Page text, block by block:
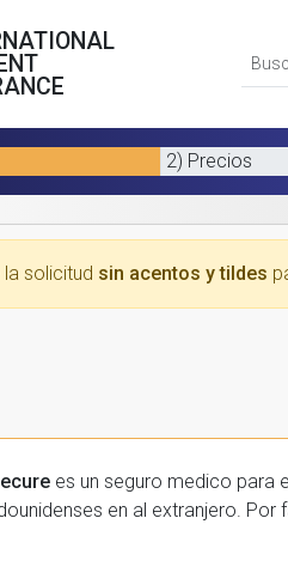
2) Precios
solicitud sin acentos y tildes
es un seguro medico para estudiantes
sus datos a continuacion para recibir un presupuesto gratuito y luego comprar una